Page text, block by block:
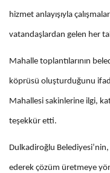
hizmet anlayışıyla
vatandaşlardan gelen her
Mahalle toplantılarının
köprüsü oluşturduğunu
Mahallesi sakinlerine ilgi,
teşekkür etti.
Dulkadiroğlu
ederek çözüm üretmeye